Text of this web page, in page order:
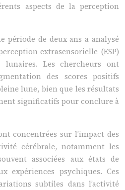
aspects de la perception
période de deux ans a analysé
extrasensorielle (ESP)
lunaires. Les chercheurs ont
des scores positifs
lune, bien que les résultats
significatifs pour conclure à
concentrées sur l’impact des
cérébrale, notamment les
associées aux états de
expériences psychiques. Ces
subtiles dans l’activité